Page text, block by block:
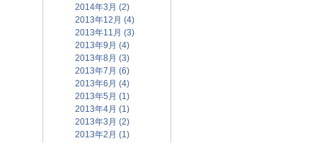
2014年3月 (2)
2013年12月 (4)
2013年11月 (3)
2013年9月 (4)
2013年8月 (3)
2013年7月 (6)
2013年6月 (4)
2013年5月 (1)
2013年4月 (1)
2013年3月 (2)
2013年2月 (1)